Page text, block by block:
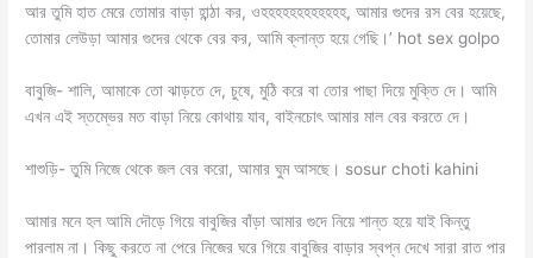
আর তুমি হাত মেরে তোমার বাড়া হান্ঠা কর, ওহহহহহহহহহহহহ, আমার গুদের রস বের হয়েছে,
তোমার লেউড়া আমার গুদের থেকে বের কর, আমি ক্লান্ত হয়ে গেছি।’ hot sex golpo
বাবুজি- শালি, আমাকে তো ঝাড়তে দে, চুষে, মুঠি করে বা তোর পাছা দিয়ে মুক্তি দে। আমি
এখন এই স্তম্ভের মত বাড়া নিয়ে কোথায় যাব, বাইনচোৎ আমার মাল বের করতে দে।
শাশুড়ি- তুমি নিজে থেকে জল বের করো, আমার ঘুম আসছে। sosur choti kahini
আমার মনে হল আমি দৌড়ে গিয়ে বাবুজির বাঁড়া আমার গুদে নিয়ে শান্ত হয়ে যাই কিন্তু
পারলাম না। কিছু করতে না পেরে নিজের ঘরে গিয়ে বাবুজির বাড়ার স্বপ্ন দেখে সারা রাত পার